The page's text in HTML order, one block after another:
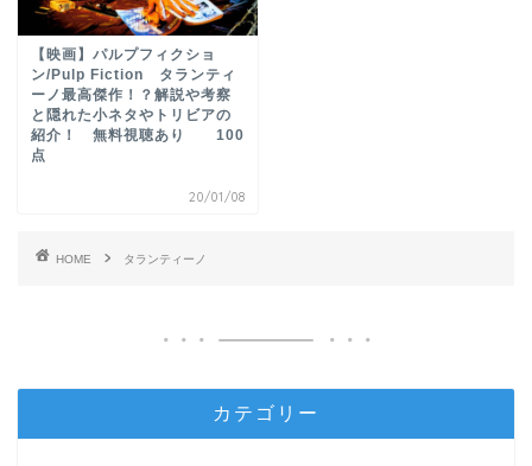
【映画】パルプフィクショ
ン/Pulp Fiction タランティ
ーノ最高傑作！？解説や考察
と隠れた小ネタやトリビアの
紹介！ 無料視聴あり 100
点
20/01/08
HOME タランティーノ
カテゴリー